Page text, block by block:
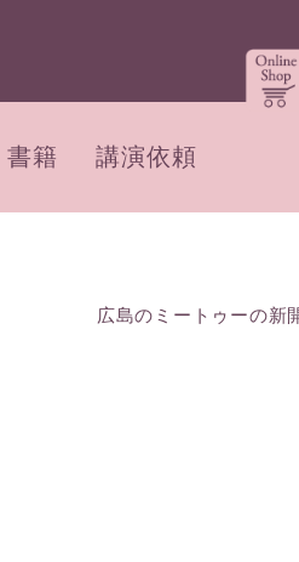
書籍 講演依頼
広島のミートゥーの新